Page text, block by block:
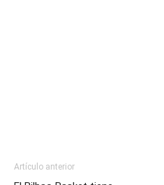
Artículo anterior